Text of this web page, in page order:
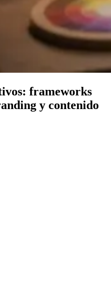
frameworks
y contenido